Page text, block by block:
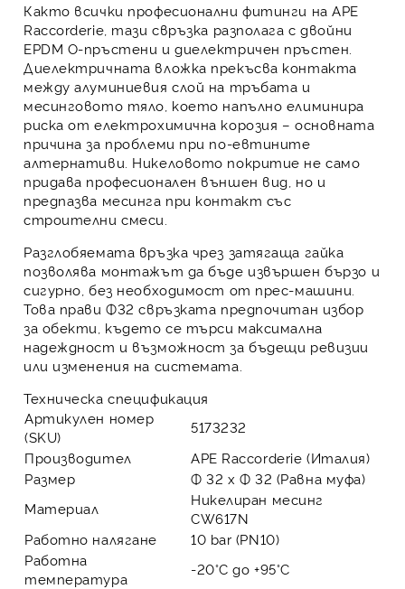
Както всички професионални фитинги наAPE
Raccorderie , тази свръзка разполага с двойни
EPDM O-пръстени и диелектричен пръстен.
Диелектричната вложка прекъсва контакта
между алуминиевия слой на тръбата и
месинговото тяло, което напълно елиминира
риска от електрохимична корозия – основната
причина за проблеми при по-евтините
алтернативи. Никеловото покритие не само
придава професионален външен вид, но и
предпазва месинга при контакт със
строителни смеси.
Разглобяемата връзка чрез затягаща гайка
позволява монтажът да бъде извършен бързо и
сигурно, без необходимост от прес-машини.
Това прави Ф32 свръзката предпочитан избор
за обекти, където се търси максимална
надеждност и възможност за бъдещи ревизии
или изменения на системата.
Техническа спецификация
Артикулен номер
(SKU)
5173232
Производител
APE Raccorderie (Италия)
Размер
Ф 32 х Ф 32 (Равна муфа)
Материал
Никелиран месинг
CW617N
Работно налягане
10 bar (PN10)
Работна
температура
-20°C до +95°C